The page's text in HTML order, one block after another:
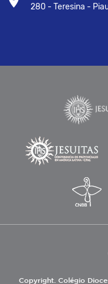
280 - Teresina -
Copyright. Colégio